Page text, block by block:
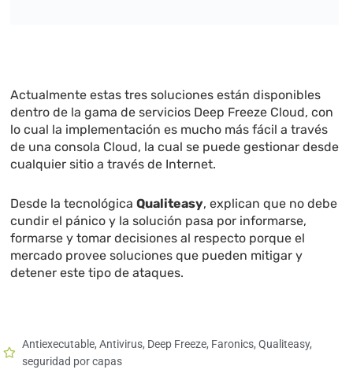
Actualmente estas tres soluciones están disponibles
dentro de la gama de servicios Deep Freeze Cloud, con
lo cual la implementación es mucho más fácil a través
de una consola Cloud, la cual se puede gestionar desde
cualquier sitio a través de Internet.
Desde la tecnológicaQualiteasy, explican que no debe
cundir el pánico y la solución pasa por informarse,
formarse y tomar decisiones al respecto porque el
mercado provee soluciones que pueden mitigar y
detener este tipo de ataques.
Antiexecutable,Antivirus, Deep Freeze, Faronics,Qualiteasy,
seguridad por capas